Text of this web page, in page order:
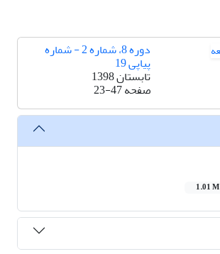
دوره 8، شماره 2 - شماره
پیاپی 19
تابستان 1398
صفحه23-47
1.01 M